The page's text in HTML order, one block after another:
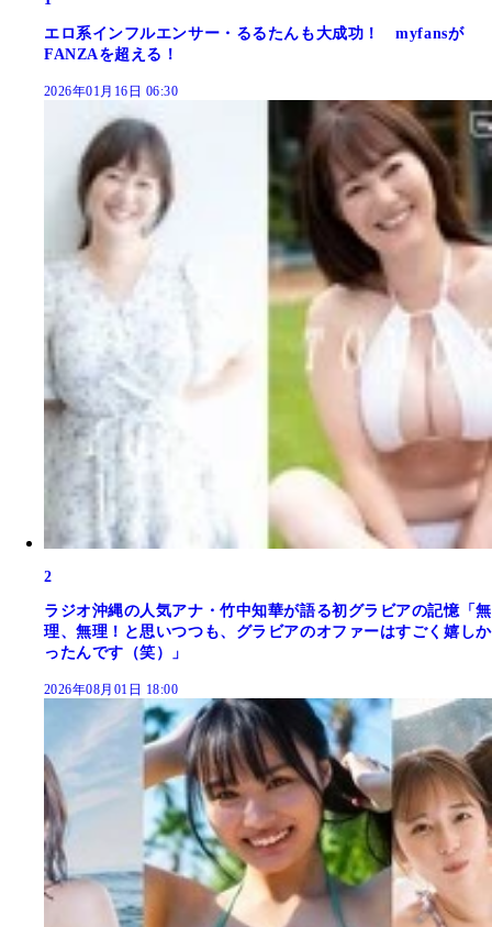
エロ系インフルエンサー・るるたんも大成功！ myfansが
FANZAを超える！
2026年01月16日 06:30
2
ラジオ沖縄の人気アナ・竹中知華が語る初グラビアの記憶「無
理、無理！と思いつつも、グラビアのオファーはすごく嬉しか
ったんです（笑）」
2026年08月01日 18:00